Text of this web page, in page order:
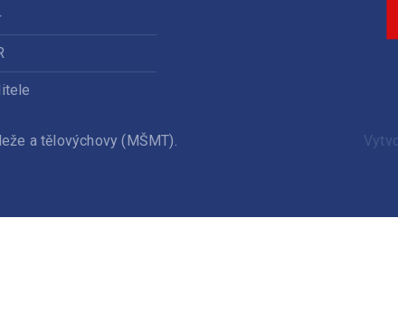
a tělovýchovy (MŠMT).